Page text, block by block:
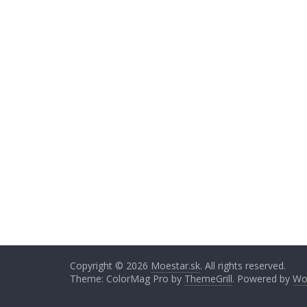
Copyright © 2026 Moestar.sk. All rights reserved.
Theme: ColorMag Pro by ThemeGrill. Powered by